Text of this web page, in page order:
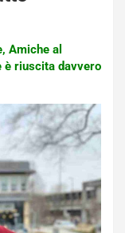
Amiche al
è riuscita davvero